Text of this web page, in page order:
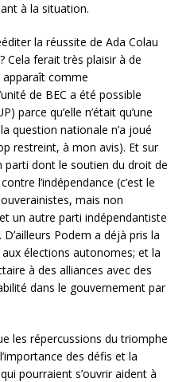
à la situation.
la réussite de Ada Colau
Cela ferait très plaisir à de
apparaît comme
de BEC a été possible
parce qu’elle n’était qu’une
question nationale n’a joué
restreint, à mon avis). Et sur
parti dont le soutien du droit de
l’indépendance (c’est le
mais non
un autre parti indépendantiste
Podem a déjà pris la
élections autonomes; et la
à des alliances avec des
dans le gouvernement par
les répercussions du triomphe
des défis et la
pourraient s’ouvrir aident à